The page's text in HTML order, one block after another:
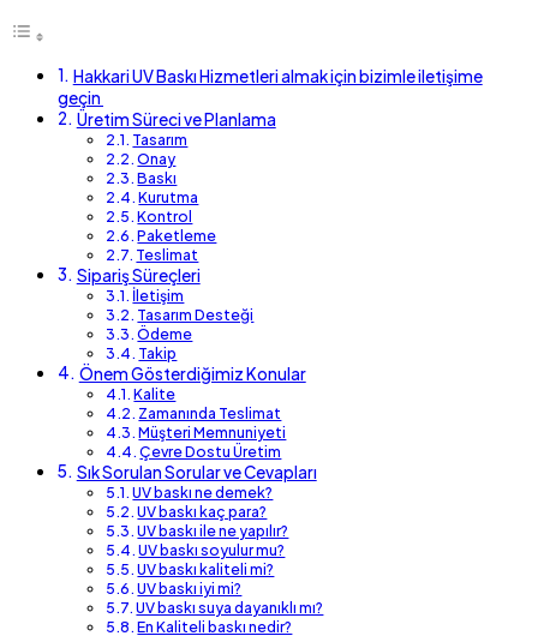
Hakkari UV Baskı Hizmetleri almak için bizimle iletişime
geçin
Üretim Süreci ve Planlama
Tasarım
Onay
Baskı
Kurutma
Kontrol
Paketleme
Teslimat
Sipariş Süreçleri
İletişim
Tasarım Desteği
Ödeme
Takip
Önem Gösterdiğimiz Konular
Kalite
Zamanında Teslimat
Müşteri Memnuniyeti
Çevre Dostu Üretim
Sık Sorulan Sorular ve Cevapları
UV baskı ne demek?
UV baskı kaç para?
UV baskı ile ne yapılır?
UV baskı soyulur mu?
UV baskı kaliteli mi?
UV baskı iyi mi?
UV baskı suya dayanıklı mı?
En Kaliteli baskı nedir?